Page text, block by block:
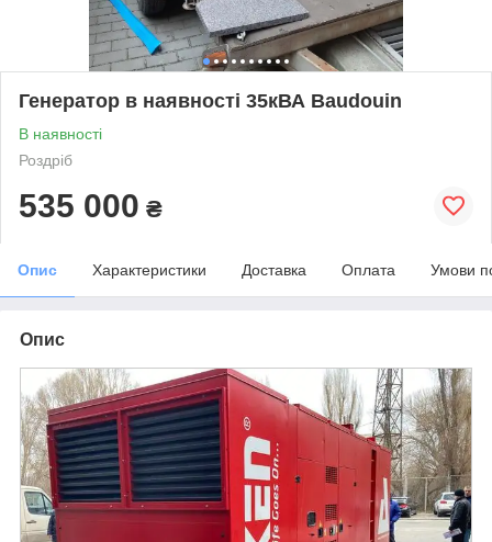
Генератор в наявності 35кВА Baudouin
В наявності
Роздріб
535 000 ₴
Опис Характеристики Доставка Оплата Умови
Опис